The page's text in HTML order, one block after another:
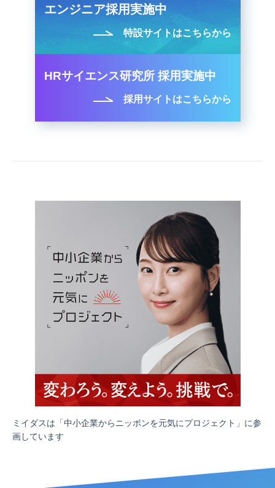
エンジニア採用実施中
特設サイトはこちらから
HRサイエンス研究所 採用実施中
採用サイトはこちらから
ミイダスは「中小企業からニッポンを元気にプロジェクト」に参
画しています